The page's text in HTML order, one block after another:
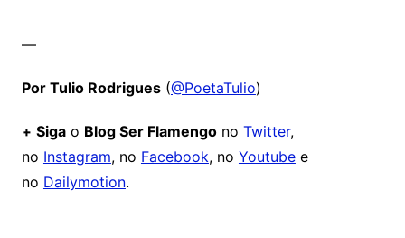
—
Por Tulio Rodrigues(@PoetaTulio)
+ Sigao Blog Ser Flamengono Twitter,
no Instagram, no Facebook, no Youtubee
no Dailymotion.